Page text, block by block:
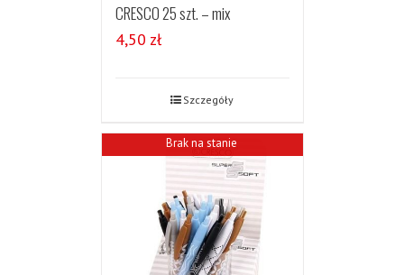
CRESCO 25 szt. – mix
4,50 zł
Szczegóły
Brak na stanie